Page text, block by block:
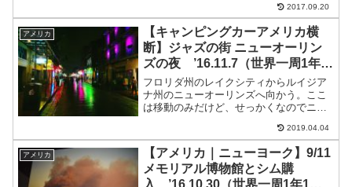
ス時間は8〜12時間。普段歩いていない人
ばかりだから少し心配だった。...
2017.09.20
アメリカ
【キャンピングカーアメリカ横
断】ジャズの街 ニューオーリン
ズの夜 ’16.11.7（世界一周1年2
ヶ月と7日目）
フロリダ州のレイクシティからルイジア
ナ州のニューオーリンズへ向かう。ここ
は移動のみだけど、せっかくなのでニュ
に行くことに。昼はライスクッカー（炊
飯器）を使って、はくさいとベーコンの
スープとごはん。移動中で...
2019.04.04
アメリカ
【アメリカ｜ニューヨーク】9/11
メモリアル博物館とシム購
入 ’16.10.30（世界一周1年1ヶ